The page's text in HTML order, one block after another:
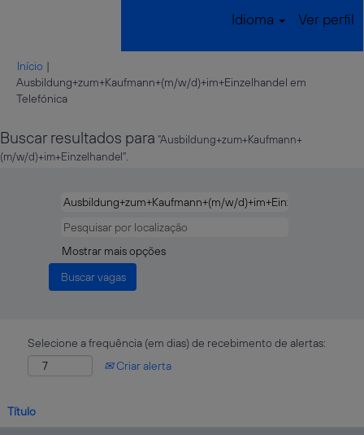
Idioma Ver perfil
Início |
Ausbildung+zum+Kaufmann+(m/w/d)+im+Einzelhandel em
Telefónica(página
Buscar resultados para "Ausbildung+zum+Kaufmann+
(m/w/d)+im+Einzelhandel".
Mostrar mais opções
Selecione a frequência (em dias) de recebimento de alertas:
Criar alerta
Título